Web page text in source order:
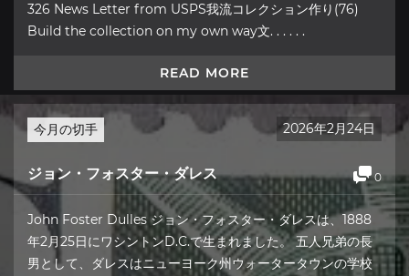
326 News Letter from USPS我流コレクション作り(76)
Build the collection on my own way文. . . . . .
READ MORE
今月の切手 2026年2月24日
ジョン・フォスター・ダレス 0
John Foster Dulles ジョン・フォスター・ダレスは、1888
年2月25日にワシントンD.C.で生まれました。 五人兄弟の長
男として、ダレスはニューヨーク州ウォータータウンの学校